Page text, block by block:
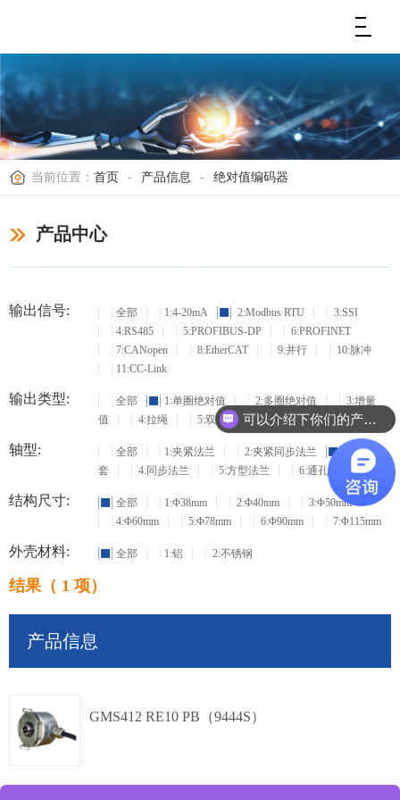
当前位置： 首页 - 产品信息 - 绝对值编码器
产品中心
输出信号: 全部 1:4-20mA 2:Modbus RTU
3:SSI
4:RS485
5:PROFIBUS-DP
6:PROFINET
7:CANopen
8:EtherCAT 9:并行
10:脉冲
11:CC-Link
输出类型: 全部 1:单圈绝对值 2:多圈绝对值
3:增量
值
4:拉绳 5:双输出
轴型: 全部 1:夹紧法兰 2:夹紧同步法兰
3:盲孔轴
套
4:同步法兰 5:方型法兰 6:通孔空心
结构尺寸: 全部 1:Φ38mm 2:Φ40mm
3:Φ50mm
4:Φ60mm
5:Φ78mm 6:Φ90mm 7:Φ115mm
外壳材料: 全部 1:铝 2:不锈钢
结果（ 1 项）
产品信息
GMS412 RE10 PB（9444S）
可以介绍下你们的产品么？